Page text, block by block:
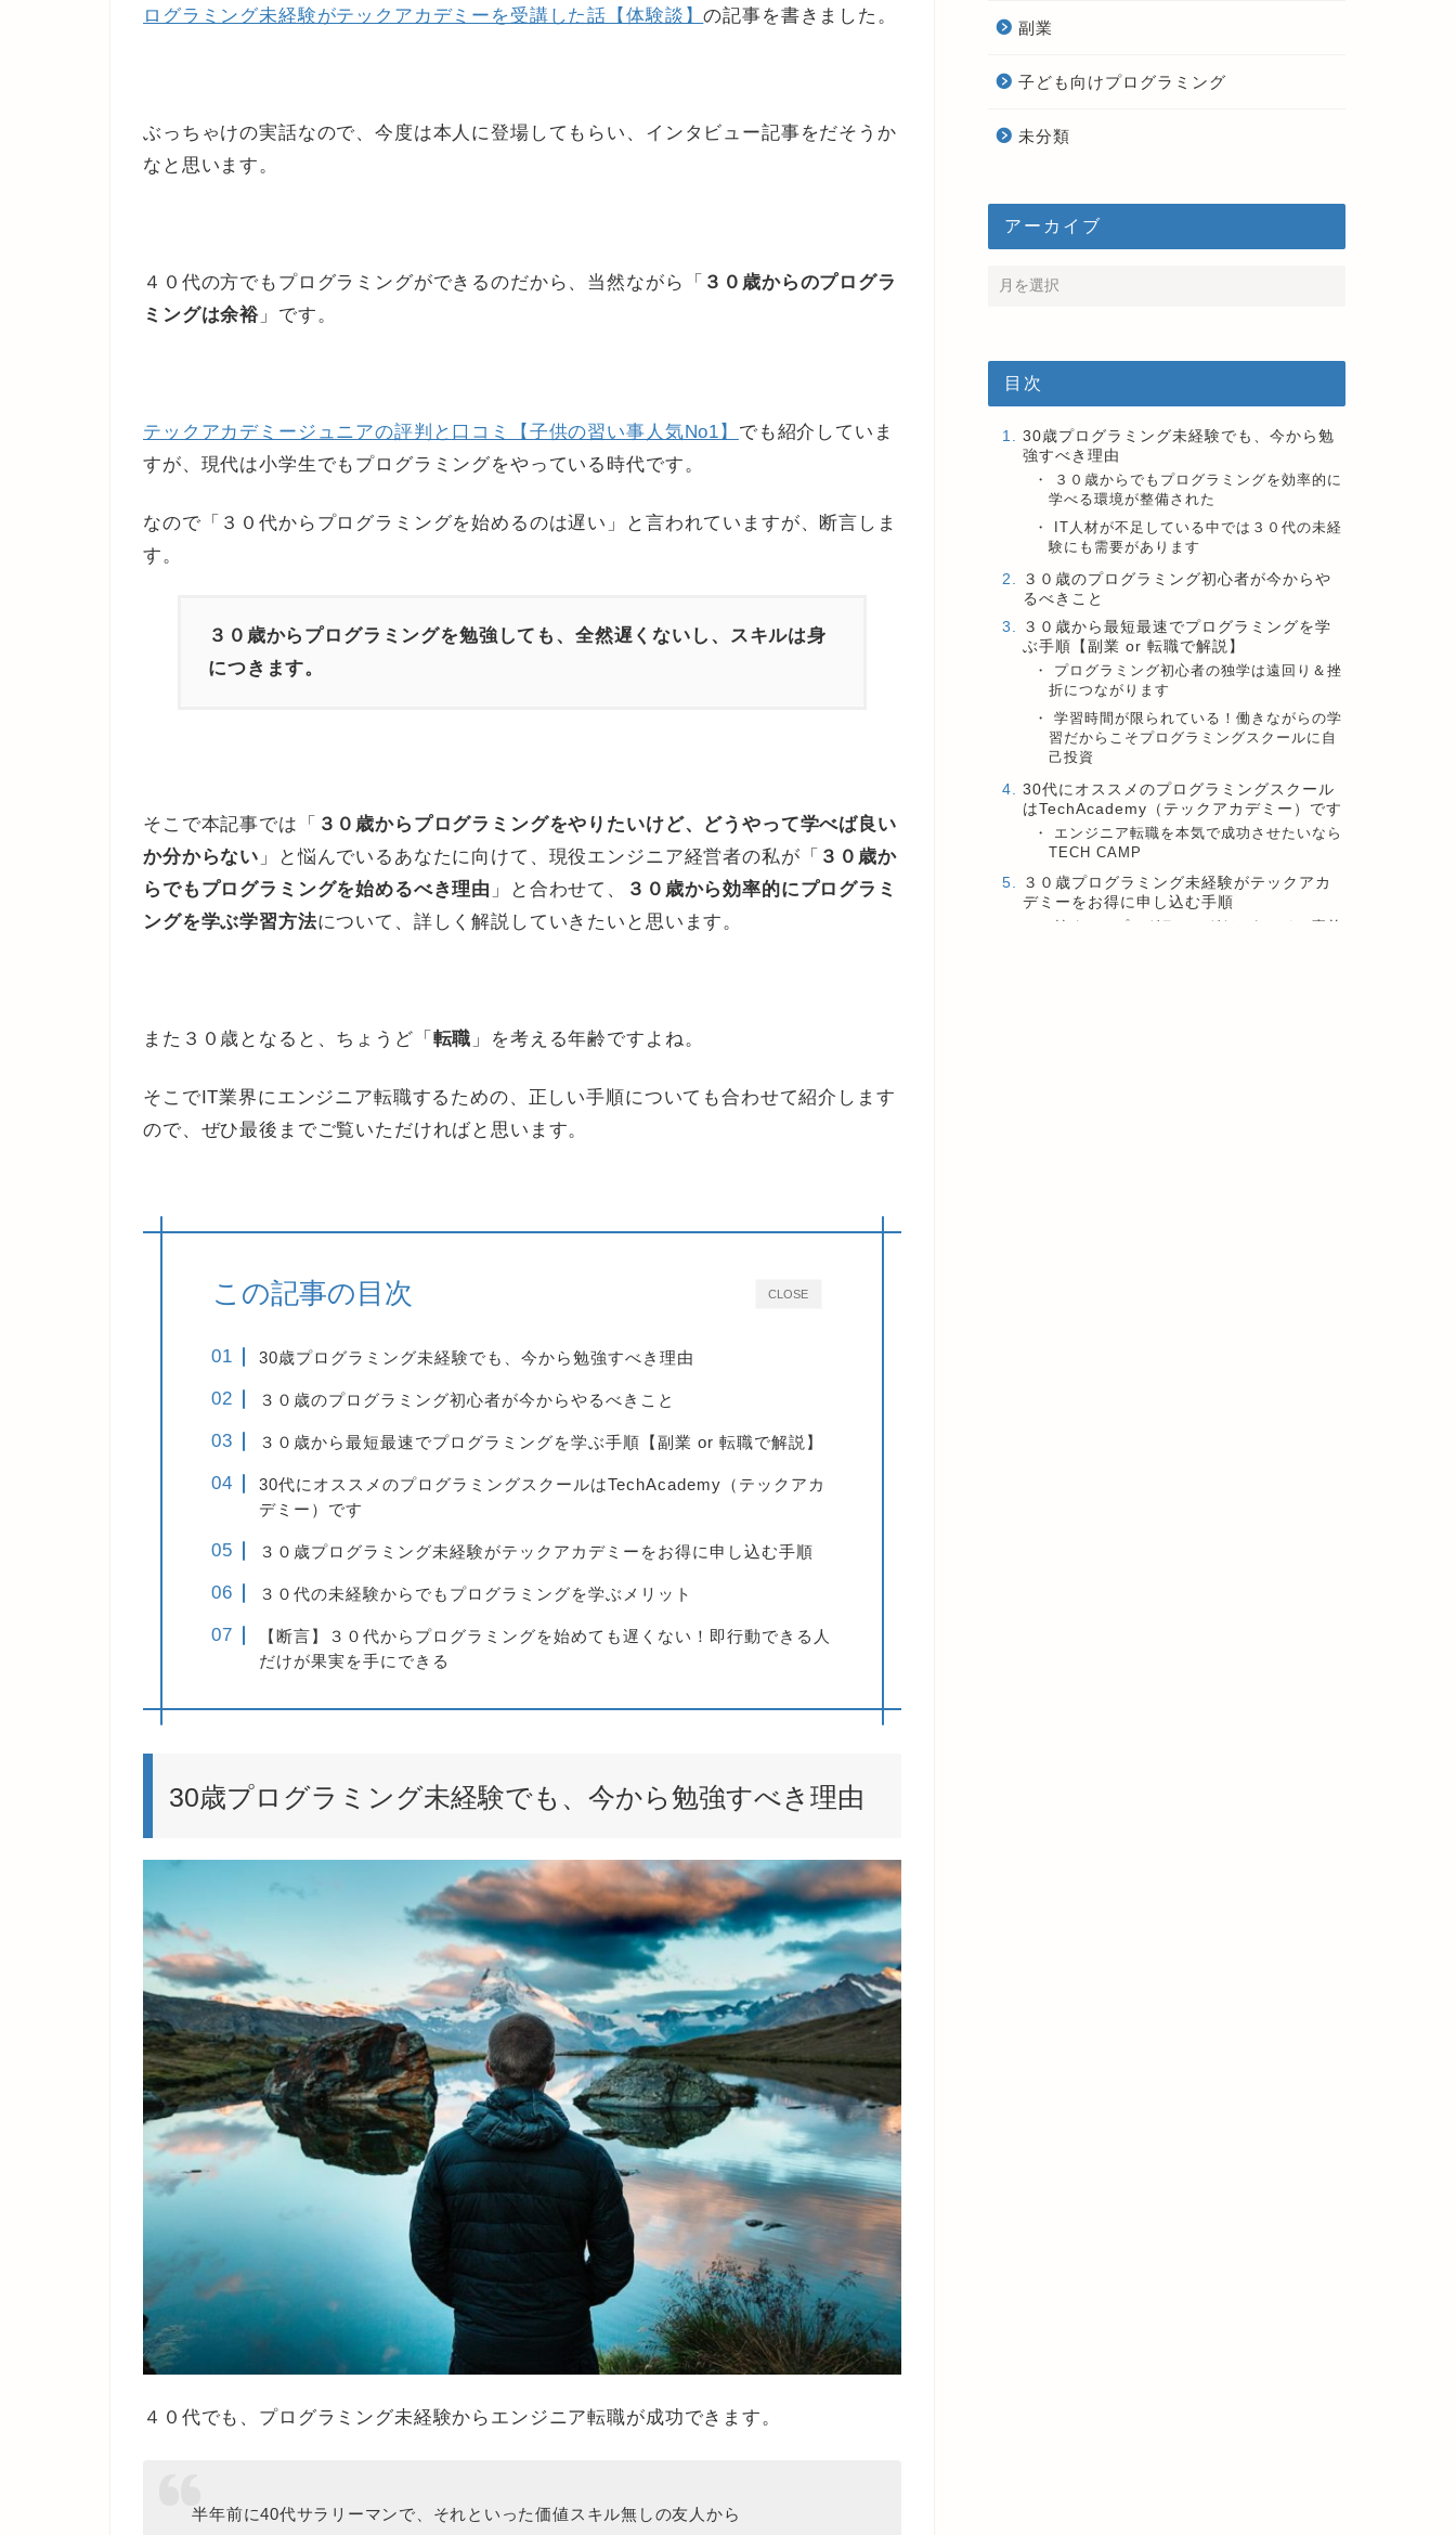
ログラミング未経験がテックアカデミーを受講した話【体験談】の記事を書きました。
ぶっちゃけの実話なので、今度は本人に登場してもらい、インタビュー記事をだそうか
なと思います。
４０代の方でもプログラミングができるのだから、当然ながら「 ３０歳からのプログラ
ミングは余裕 」です。
テックアカデミージュニアの評判と口コミ【子供の習い事人気No1】 でも紹介していま
すが、現代は小学生でもプログラミングをやっている時代です。
なので「３０代からプログラミングを始めるのは遅い」と言われていますが、断言しま
す。
３０歳からプログラミングを勉強しても、全然遅くないし、スキルは身
につきます。
そこで本記事では「 ３０歳からプログラミングをやりたいけど、どうやって学べば良い
か分からない 」と悩んでいるあなたに向けて、現役エンジニア経営者の私が「 ３０歳か
らでもプログラミングを始めるべき理由 」と合わせて、
３０歳から効率的にプログラミ
ングを学ぶ学習方法について、詳しく解説していきたいと思います。
また３０歳となると、ちょうど「 転職 」を考える年齢ですよね。
そこでIT業界にエンジニア転職するための、正しい手順についても合わせて紹介します
ので、ぜひ最後までご覧いただければと思います。
CLOSE
この記事の目次
30歳プログラミング未経験でも、今から勉強すべき理由
３０歳のプログラミング初心者が今からやるべきこと
３０歳から最短最速でプログラミングを学ぶ手順【副業 or 転職で解説】
30代にオススメのプログラミングスクールはTechAcademy（テックアカ
デミー）です
３０歳プログラミング未経験がテックアカデミーをお得に申し込む手順
３０代の未経験からでもプログラミングを学ぶメリット
【断言】３０代からプログラミングを始めても遅くない！即行動できる人
だけが果実を手にできる
30歳プログラミング未経験でも、今から勉強すべき理由
４０代でも、プログラミング未経験からエンジニア転職が成功できます。
半年前に40代サラリーマンで、それといった価値スキル無しの友人から
副業
子ども向けプログラミング
未分類
アーカイブ
目次
30歳プログラミング未経験でも、今から勉
強すべき理由
３０歳からでもプログラミングを効率的に
学べる環境が整備された
IT人材が不足している中では３０代の未経
験にも需要があります
３０歳のプログラミング初心者が今からや
るべきこと
３０歳から最短最速でプログラミングを学
ぶ手順【副業 or 転職で解説】
プログラミング初心者の独学は遠回り＆挫
折につながります
学習時間が限られている！働きながらの学
習だからこそプログラミングスクールに自
己投資
30代にオススメのプログラミングスクール
はTechAcademy（テックアカデミー）です
エンジニア転職を本気で成功させたいなら
TECH CAMP
３０歳プログラミング未経験がテックアカ
デミーをお得に申し込む手順
始めてのプログラミングだからこそ、事前